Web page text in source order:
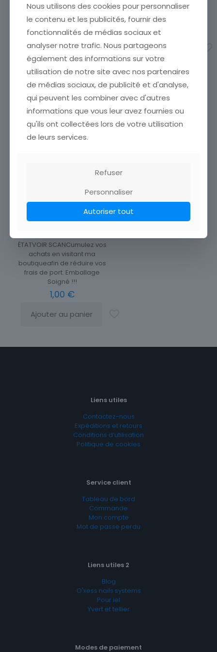
Marque postale
Oblitéré
frais de port. Emballage
1,00 €
Ajouter au panier
frais de port. Emballage
Soigné !!!
2,90
Ajouter au panier
ÉTATVOIR SCANCumulez vos
achats en visitant ma
boutiqueafin de réduire vos
frais de port. Emballage
Soigné !!!
1,00 €
Ajouter au panier
Liens utiles
Contactez-nous
Expéditions et retours
Conditions d’utilisation
Politique de cookies
Service client
Tableau de bord
Commande
Mon compte
Mot de passe perdu
Liens utiles 2
Blog
O'xess nails systems
Pour iel
Yvert et tellier
Modes de paiement
Nous utilisons des cookies pour personnaliser
le contenu et les publicités, fournir des
fonctionnalités de médias sociaux et
analyser notre trafic. Nous partageons
également des informations sur votre
utilisation de notre site avec nos partenaires
de médias sociaux, de publicité et d'analyse,
qui peuvent les combiner avec d'autres
informations que vous leur avez fournies ou
qu'ils ont collectées lors de votre utilisation
de leurs services.
Refuser
Personnaliser
Autoriser tout